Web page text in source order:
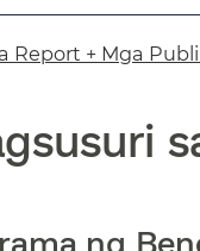
Report + Mga
ng